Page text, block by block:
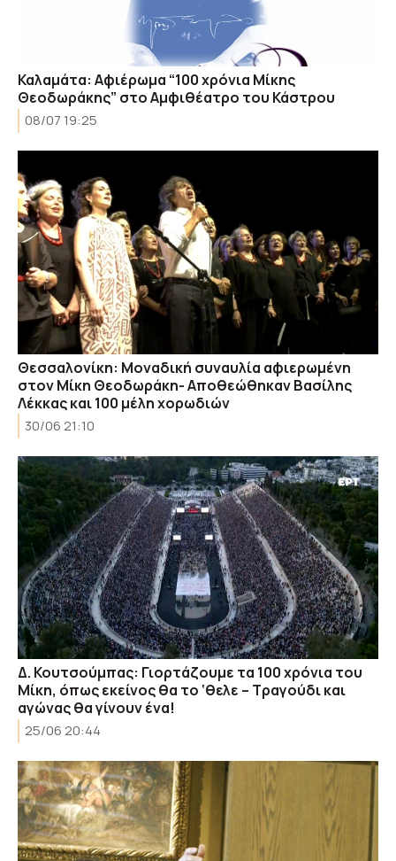
Καλαμάτα: Aφιέρωμα “100 χρόνια Μίκης
Θεοδωράκης” στο Αμφιθέατρο του Κάστρου
08/07 19:25
Θεσσαλονίκη: Μοναδική συναυλία αφιερωμένη
στον Μίκη Θεοδωράκη- Αποθεώθηκαν Βασίλης
Λέκκας και 100 μέλη χορωδιών
30/06 21:10
Δ. Κουτσούμπας: Γιορτάζουμε τα 100 χρόνια του
Μίκη, όπως εκείνος θα το ‘θελε – Τραγούδι και
αγώνας θα γίνουν ένα!
25/06 20:44